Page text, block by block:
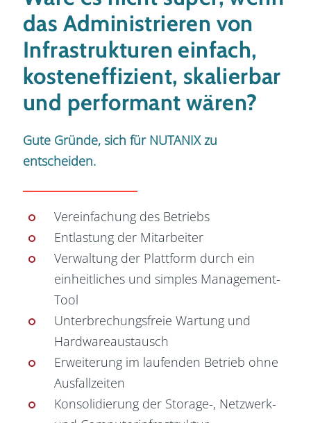
das Administrieren von
Infrastrukturen einfach,
kosteneffizient, skalierbar
und performant wären?
Gute Gründe, sich für NUTANIX zu
entscheiden.
Vereinfachung des Betriebs
Entlastung der Mitarbeiter
Verwaltung der Plattform durch ein
einheitliches und simples Management-
Tool
Unterbrechungsfreie Wartung und
Hardwareaustausch
Erweiterung im laufenden Betrieb ohne
Ausfallzeiten
Konsolidierung der Storage-, Netzwerk-